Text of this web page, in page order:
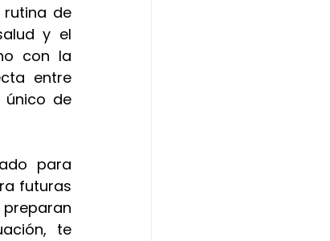
de
y el
con la
entre
único de
para
futuras
te